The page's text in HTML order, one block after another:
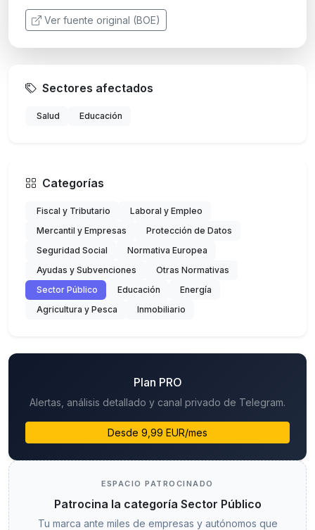
Ver fuente original (BOE)
Sectores afectados
Salud Educación
Categorías
Fiscal y Tributario
Laboral y Empleo
Mercantil y Empresas
Protección de Datos
Seguridad Social
Normativa Europea
Ayudas y Subvenciones
Otras Normativas
Sector Público
Educación
Energía
Agricultura y Pesca
Inmobiliario
Plan PRO
Alertas, análisis detallado y canal privado de Telegram.
Desde 9,99 EUR/mes
ESPACIO PATROCINADO
Patrocina la categoría Sector Público
Tu marca ante miles de empresas y autónomos que